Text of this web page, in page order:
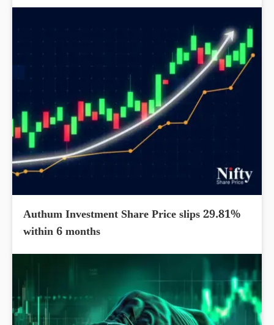
Authum Investment Share Price slips 29.81%
within 6 months